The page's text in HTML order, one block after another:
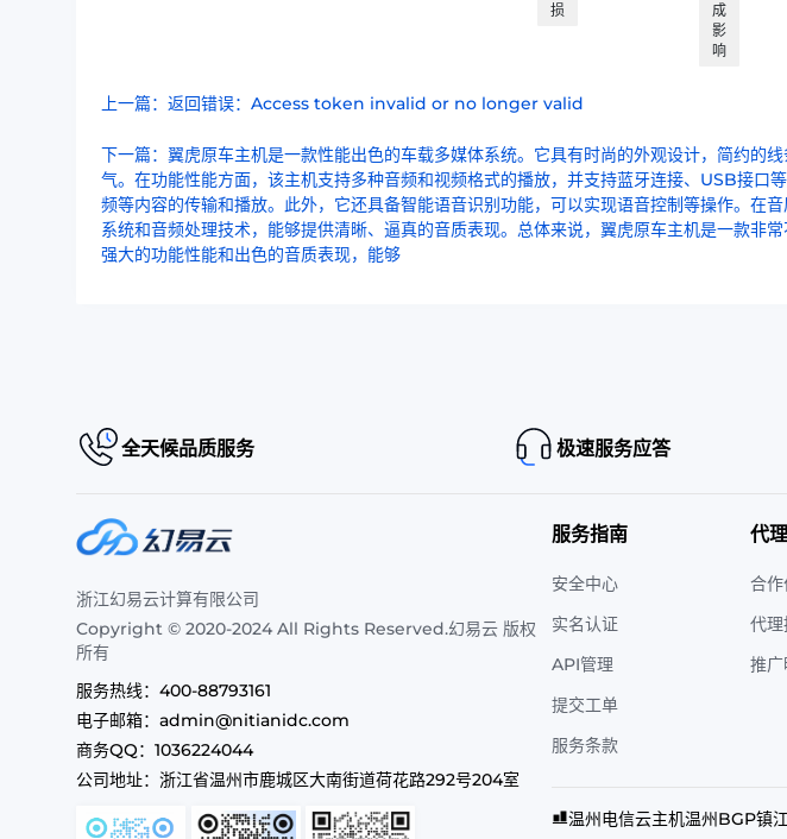
损
成
影
响
上一篇：返回错误：Access token invalid or no longer valid
下一篇：翼虎原车主机是一款性能出色的车载多媒体系统。它具有时尚的外观设计，简约的
气。在功能性能方面，该主机支持多种音频和视频格式的播放，并支持蓝牙连接、USB接口
频等内容的传输和播放。此外，它还具备智能语音识别功能，可以实现语音控制等操作。在
系统和音频处理技术，能够提供清晰、逼真的音质表现。总体来说，翼虎原车主机是一款非
强大的功能性能和出色的音质表现，能够
全天候品质服务 极速服务应答
浙江幻易云计算有限公司
Copyright © 2020-2024 All Rights Reserved.幻易云 版权
所有
服务热线： 400-88793161
电子邮箱： admin@nitianidc.com
商务QQ： 1036224044
公司地址： 浙江省温州市鹿城区大南街道荷花路292号204室
服务指南
安全中心
实名认证
API管理
提交工单
服务条款
代
合
代
推广
温州电信云主机温州BGP镇